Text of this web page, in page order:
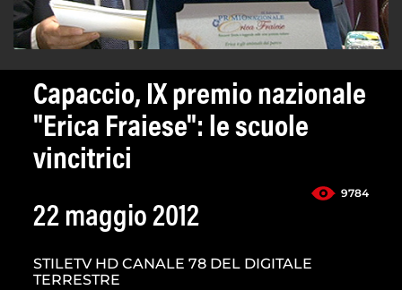
Capaccio, IX premio nazionale
"Erica Fraiese": le scuole
vincitrici
9784
22 maggio 2012
STILETV HD CANALE 78 DEL DIGITALE
TERRESTRE